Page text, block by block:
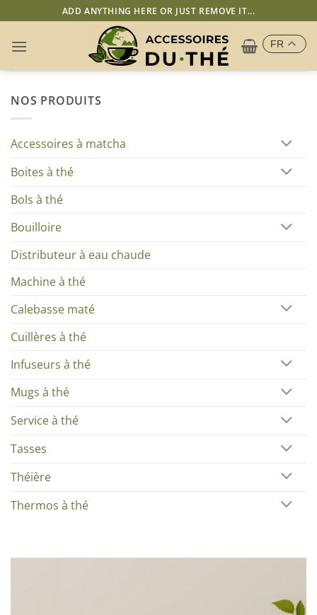
au
contenu
ADD ANYTHING HERE OR JUST REMOVE IT...
FR
NOS PRODUITS
Accessoires à matcha
Boites à thé
Bols à thé
Bouilloire
Distributeur à eau chaude
Machine à thé
Calebasse maté
Cuillères à thé
Infuseurs à thé
Mugs à thé
Service à thé
Tasses
Théière
Thermos à thé